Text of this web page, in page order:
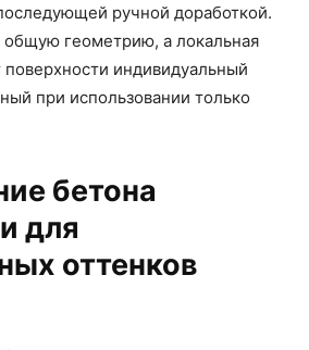
ручной доработкой.
геометрию, а локальная
поверхности индивидуальный
при использовании только
бетона
для
оттенков